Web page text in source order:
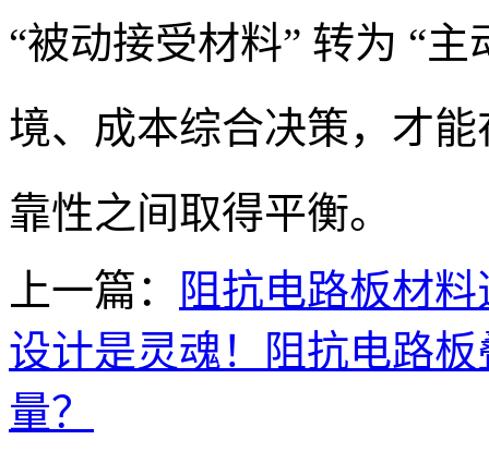
“被动接受材料” 转为 “
境、成本综合决策，才
靠性之间取得平衡。
上一篇：
阻抗电路板材
设计是灵魂！阻抗电路
量？